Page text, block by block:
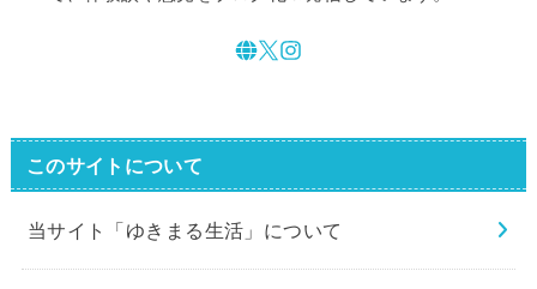
このサイトについて
当サイト「ゆきまる生活」について